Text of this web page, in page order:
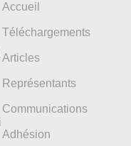
Accueil
Téléchargements
Articles
Représentants
Communications
Adhésion